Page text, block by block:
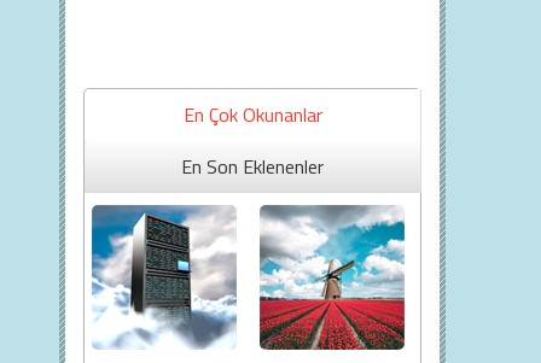
En Çok Okunanlar
En Son Eklenenler